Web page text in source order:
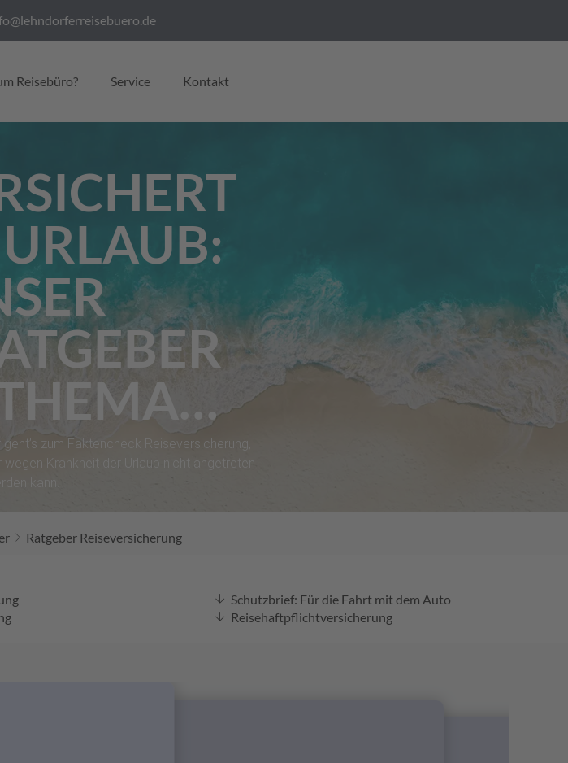
Reisebüro? Service Kontakt
zum Faktencheck Reiseversicherung,
Krankheit der Urlaub nicht angetreten
kann.
Ratgeber Reiseversicherung
Schutzbrief: Für die Fahrt mit dem Auto
Reisehaftpflichtversicherung